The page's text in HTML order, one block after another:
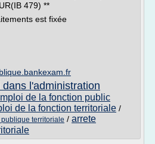
479) **
est fixée
dans l'administration
de la fonction public
de la fonction territoriale /
territoriale / arrete